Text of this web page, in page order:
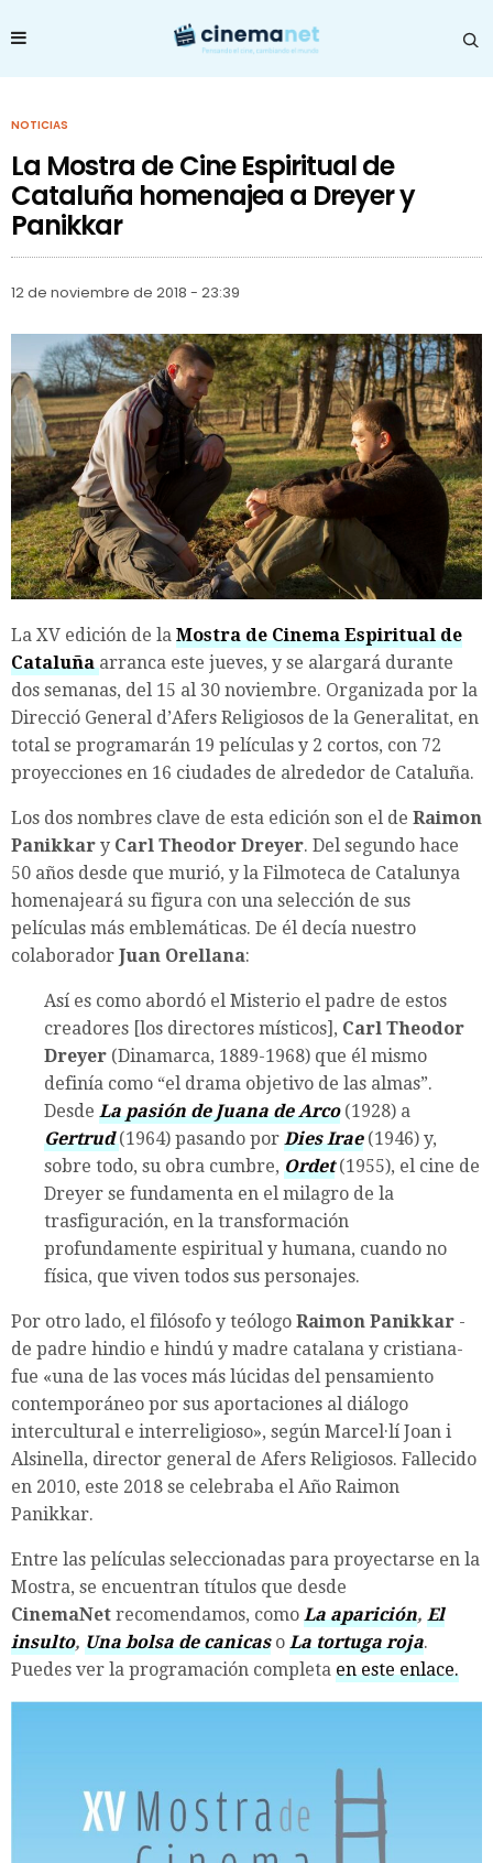
NOTICIAS
La Mostra de Cine Espiritual de
Cataluña homenajea a Dreyer y
Panikkar
12 de noviembre de 2018 - 23:39
La XV edición de la Mostra de Cinema Espiritual de
Cataluña arranca este jueves, y se alargará durante
dos semanas, del 15 al 30 noviembre. Organizada por la
Direcció General d’Afers Religiosos de la Generalitat, en
total se programarán 19 películas y 2 cortos, con 72
proyecciones en 16 ciudades de alrededor de Cataluña.
Los dos nombres clave de esta edición son el de Raimon
Panikkar y Carl Theodor Dreyer. Del segundo hace
50 años desde que murió, y la Filmoteca de Catalunya
homenajeará su figura con una selección de sus
películas más emblemáticas. De él decía nuestro
colaborador Juan Orellana:
Así es como abordó el Misterio el padre de estos
creadores [los directores místicos], Carl Theodor
Dreyer (Dinamarca, 1889-1968) que él mismo
definía como “el drama objetivo de las almas”.
Desde La pasión de Juana de Arco(1928) a
Gertrud(1964) pasando por Dies Irae(1946) y,
sobre todo, su obra cumbre, Ordet (1955), el cine de
Dreyer se fundamenta en el milagro de la
trasfiguración, en la transformación
profundamente espiritual y humana, cuando no
física, que viven todos sus personajes.
Por otro lado, el filósofo y teólogo Raimon Panikkar -
de padre hindio e hindú y madre catalana y cristiana-
fue «una de las voces más lúcidas del pensamiento
contemporáneo por sus aportaciones al diálogo
intercultural e interreligioso», según Marcel·lí Joan i
Alsinella, director general de Afers Religiosos. Fallecido
en 2010, este 2018 se celebraba el Año Raimon
Panikkar.
Entre las películas seleccionadas para proyectarse en la
Mostra, se encuentran títulos que desde
CinemaNet recomendamos, como La aparición, El
insulto, Una bolsa de canicas o La tortuga roja.
Puedes ver la programación completa en este enlace.